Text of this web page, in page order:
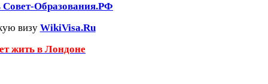
Совет-Образования.РФ
визу WikiVisa.Ru
жить в Лондоне